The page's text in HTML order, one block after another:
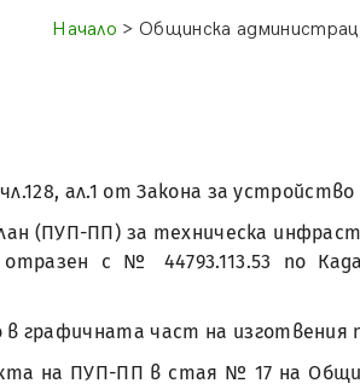
Начало > Общинска
ал.1 от Закона за
(ПУП-ПП) за техническа
с № 44793.113.53 по
графичната част на изготвения
на ПУП-ПП в стая № 17 на